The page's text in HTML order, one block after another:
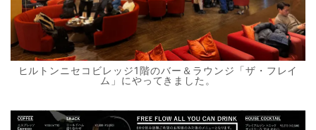
ヒルトンニセコビレッジ1階のバー＆ラウンジ「ザ・フレイ
ム」にやってきました。